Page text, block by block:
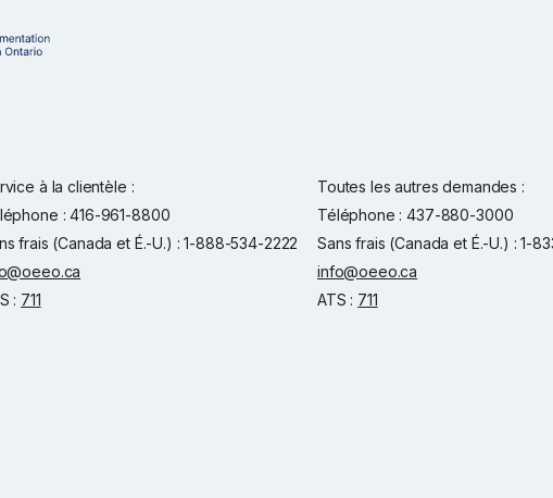
à la clientèle :
: 416-961-8800
frais (Canada et É.-U.) : 1-888-534-2222
: 711
Toutes les autres demandes :
Téléphone : 437-880-3000
Sans frais (Canada et É.-U.) : 1-
info@oeeo.ca
ATS : 711